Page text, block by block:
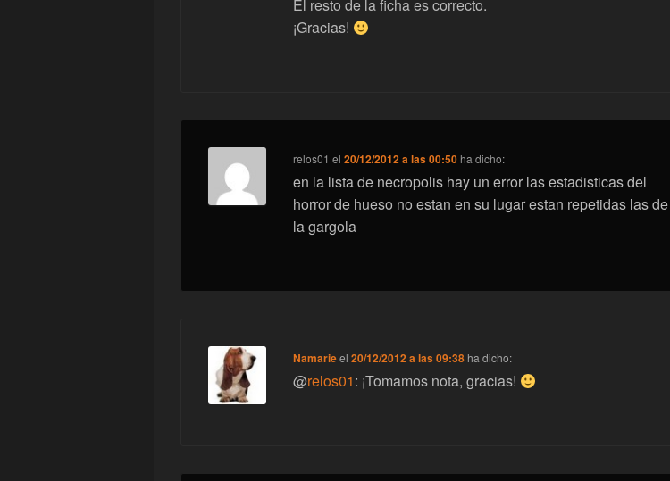
El resto de la ficha es correcto.
¡Gracias!
relos01 el20/12/2012 a las 00:50ha dicho:
en la lista de necropolis hay un error las estadisticas del
horror de hueso no estan en su lugar estan repetidas las de
la gargola
Namarieel20/12/2012 a las 09:38 ha dicho:
@relos01: ¡Tomamos nota, gracias!